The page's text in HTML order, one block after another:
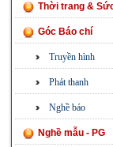
Thời trang &
Góc Báo chí
Truyền hình
Phát thanh
Nghề báo
Nghề mẫu - PG